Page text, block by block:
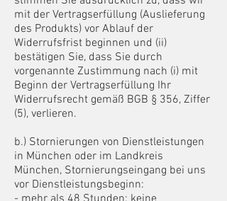
mit der Vertragserfüllung (Auslieferung
des Produkts) vor Ablauf der
Widerrufsfrist beginnen und (ii)
bestätigen Sie, dass Sie durch
vorgenannte Zustimmung nach (i) mit
Beginn der Vertragserfüllung Ihr
Widerrufsrecht gemäß BGB § 356, Ziffer
(5), verlieren.
b.) Stornierungen von Dienstleistungen
in München oder im Landkreis
München, Stornierungseingang bei uns
vor Dienstleistungsbeginn: